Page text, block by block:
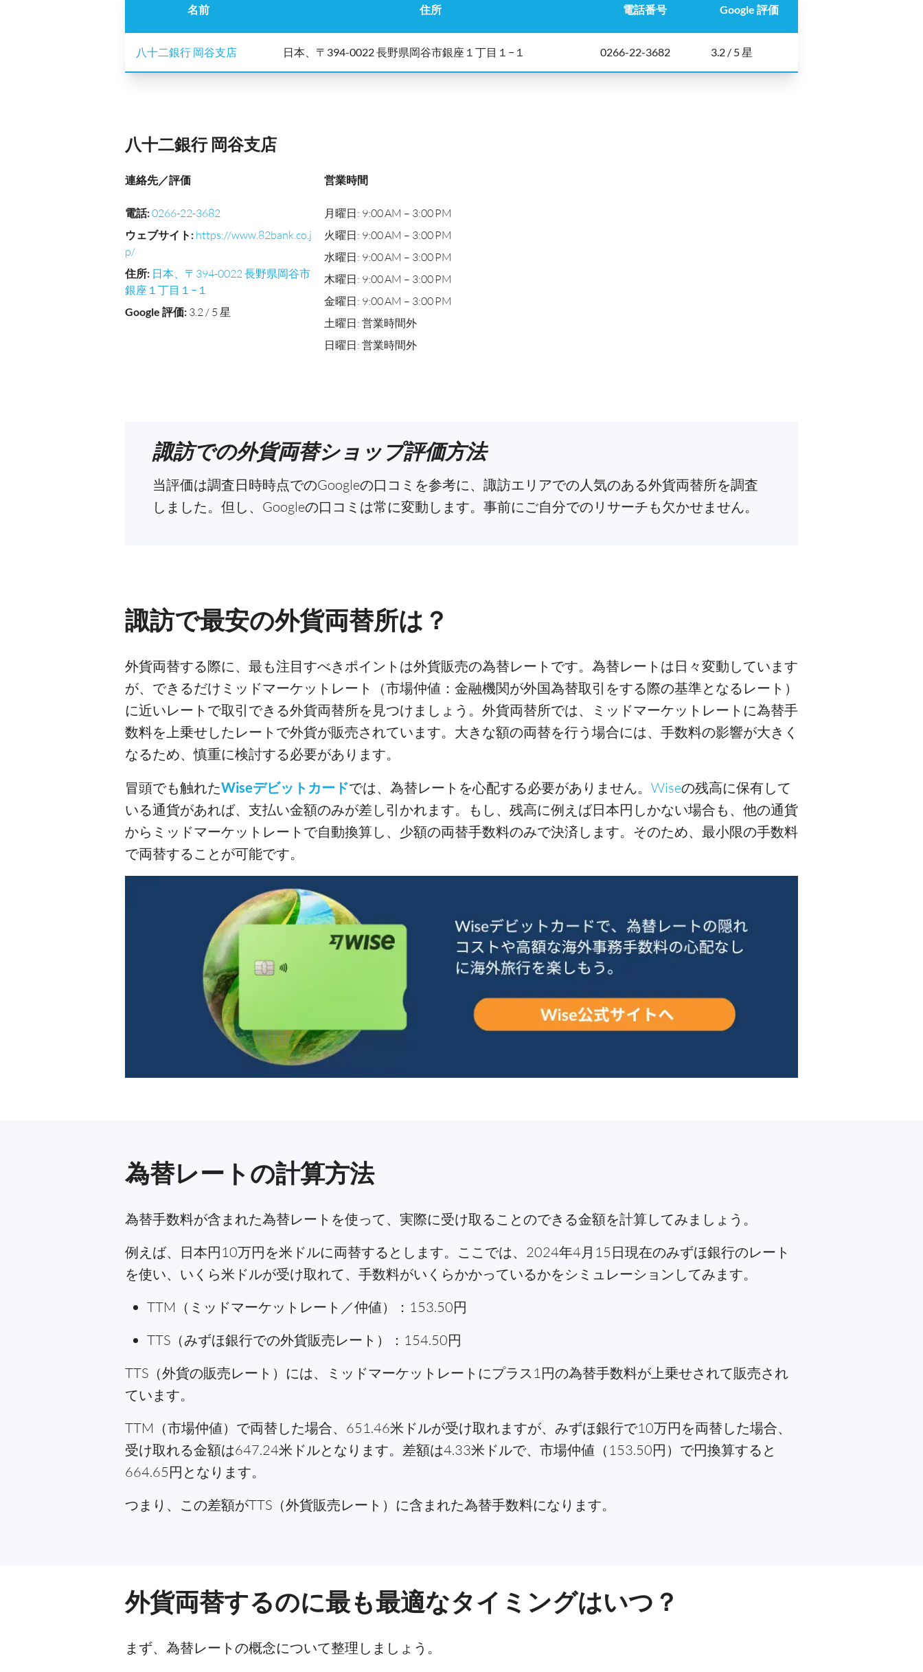
名前 住所 電話番号 Google 評価
八十二銀行 岡谷支店 日本、〒394-0022 長野県岡谷市銀座１丁目１−１ 0266-22-3682 3.2 / 5 星
八十二銀行 岡谷支店
連絡先／評価
電話:0266-22-3682
ウェブサイト : https://www.82bank.co.j
p/
住所: 日本、〒394-0022 長野県岡谷市
銀座１丁目１−１
Google 評価: 3.2 / 5 星
営業時間
月曜日: 9:00 AM – 3:00 PM
火曜日: 9:00 AM – 3:00 PM
水曜日: 9:00 AM – 3:00 PM
木曜日: 9:00 AM – 3:00 PM
金曜日: 9:00 AM – 3:00 PM
土曜日: 営業時間外
日曜日: 営業時間外
諏訪での外貨両替ショップ評価方法
当評価は調査日時時点でのGoogleの口コミを参考に、諏訪エリアでの人気のある外貨両替所を調査
しました。但し、Googleの口コミは常に変動します。事前にご自分でのリサーチも欠かせません。
諏訪で最安の外貨両替所は？
外貨両替する際に、最も注目すべきポイントは外貨販売の為替レートです。為替レートは日々変動しています
が、できるだけミッドマーケットレート（市場仲値：金融機関が外国為替取引をする際の基準となるレート）
に近いレートで取引できる外貨両替所を見つけましょう。外貨両替所では、ミッドマーケットレートに為替手
数料を上乗せしたレートで外貨が販売されています。大きな額の両替を行う場合には、手数料の影響が大きく
なるため、慎重に検討する必要があります。
冒頭でも触れたWiseデビットカードでは、為替レートを心配する必要がありません。 Wiseの残高に保有して
いる通貨があれば、支払い金額のみが差し引かれます。もし、残高に例えば日本円しかない場合も、他の通貨
からミッドマーケットレートで自動換算し、少額の両替手数料のみで決済します。そのため、最小限の手数料
で両替することが可能です。
為替レートの計算方法
為替手数料が含まれた為替レートを使って、実際に受け取ることのできる金額を計算してみましょう。
例えば、日本円10万円を米ドルに両替するとします。ここでは、2024年4月15日現在のみずほ銀行のレート
を使い、いくら米ドルが受け取れて、手数料がいくらかかっているかをシミュレーションしてみます。
TTM（ミッドマーケットレート／仲値）：153.50円
TTS（みずほ銀行での外貨販売レート）：154.50円
TTS（外貨の販売レート）には、ミッドマーケットレートにプラス1円の為替手数料が上乗せされて販売され
ています。
TTM（市場仲値）で両替した場合、651.46米ドルが受け取れますが、みずほ銀行で10万円を両替した場合、
受け取れる金額は647.24米ドルとなります。差額は4.33米ドルで、市場仲値（153.50円）で円換算すると
664.65円となります。
つまり、この差額がTTS（外貨販売レート）に含まれた為替手数料になります。
外貨両替するのに最も最適なタイミングはいつ？
まず、為替レートの概念について整理しましょう。